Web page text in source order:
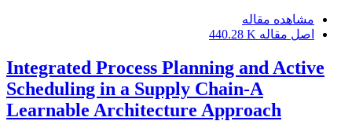
مشاهده مقاله
اصل مقاله 440.28 K
Integrated Process Planning and Active
Scheduling in a Supply Chain-A
Learnable Architecture Approach